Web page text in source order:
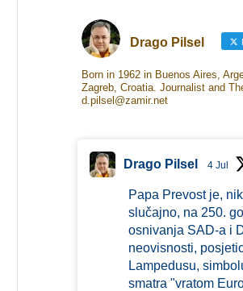
Drago Pilsel
Born in 1962 in Buenos Aires,
Zagreb, Croatia. Journalist and
d.pilsel@zamir.net
Drago Pilsel 4 Jul
Papa Prevost je,
slučajno, na 250.
osnivanja SAD-a i
neovisnosti,
Lampedusu,
smatra "vratom